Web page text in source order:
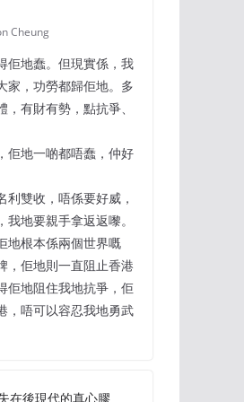
Cheung
佢地蠢。但現實係，我
家，功勞都歸佢地。多
有財有勢，點抗爭、
佢地一啲都唔蠢，仲好
利雙收，唔係要好威，
地要親手拿返返嚟。
地根本係兩個世界嘅
，佢地則一直阻止香港
佢地阻住我地抗爭，佢
，唔可以容忍我地勇武
在後現代的真心膠